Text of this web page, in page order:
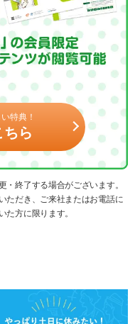
特典！
ちら
終了する場合がございます。
ただき、ご来社またはお電話に
た方に限ります。